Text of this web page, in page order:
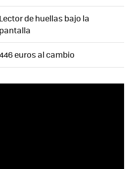
Lector de huellas bajo la
pantalla
euros al cambio